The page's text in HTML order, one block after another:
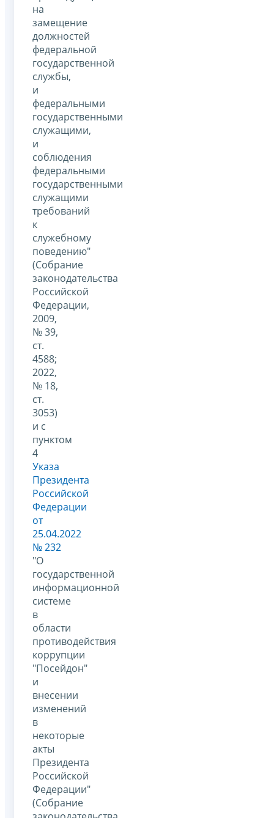
на
замещение
должностей
федеральной
государственной
службы,
и
федеральными
государственными
служащими,
и
соблюдения
федеральными
государственными
служащими
требований
к
служебному
поведению"
(Собрание
законодательства
Российской
Федерации,
2009,
№ 39,
ст.
4588;
2022,
№ 18,
ст.
3053)
и с
пунктом
4
Указа
Президента
Российской
Федерации
от
25.04.2022
№ 232
"О
государственной
информационной
системе
в
области
противодействия
коррупции
"Посейдон"
и
внесении
изменений
в
некоторые
акты
Президента
Российской
Федерации"
(Собрание